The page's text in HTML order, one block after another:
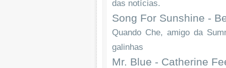
das notícias.
Song For Sunshine -
Quando Che, amigo da
galinhas
Mr. Blue - Catherine